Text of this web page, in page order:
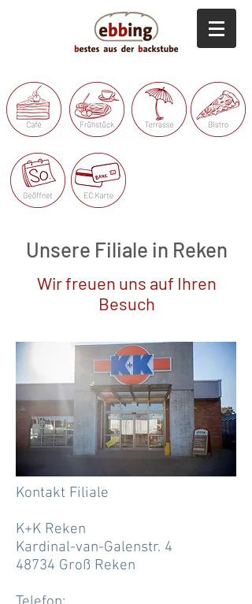
Unsere Filiale in Reken
Wir freuen uns auf Ihren
Besuch
Kontakt Filiale
K+K Reken
Kardinal-van-Galenstr. 4
48734 Groß Reken